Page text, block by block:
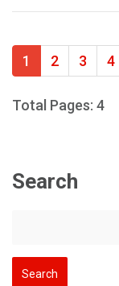
1 2 3 4
Total Pages: 4
Search